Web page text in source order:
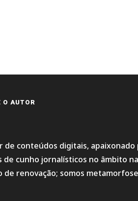
O AUTOR
de conteúdos digitais,
de cunho jornalísticos no âmbito
de renovação; somos